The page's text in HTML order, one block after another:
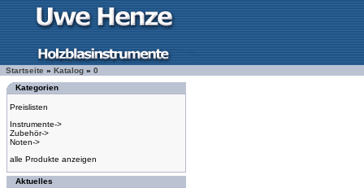
Startseite » Katalog » 0
Kategorien
Preislisten
Instrumente->
Zubehör->
Noten->
alle Produkte anzeigen
Aktuelles